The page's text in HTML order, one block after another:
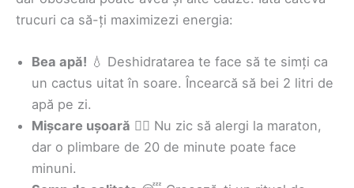
trucuri ca să-ți maximizezi energia:
Bea apă! 💧 Deshidratarea te face să te simți ca
un cactus uitat în soare. Încearcă să bei 2 litri de
apă pe zi.
Mișcare ușoară 🏃‍♀️ Nu zic să alergi la maraton,
dar o plimbare de 20 de minute poate face
minuni.